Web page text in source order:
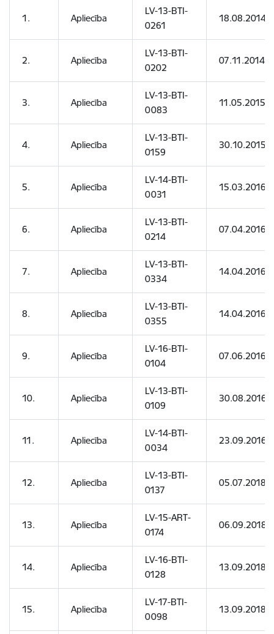
1. Apliecība
LV-13-BTI-
0261
18.08.2014
2. Apliecība
LV-13-BTI-
0202
07.11.2014
3. Apliecība
LV-13-BTI-
0083
11.05.2015
4. Apliecība
LV-13-BTI-
0159
30.10.2015
5. Apliecība
LV-14-BTI-
0031
15.03.2016
6. Apliecība
LV-13-BTI-
0214
07.04.2016
7. Apliecība
LV-13-BTI-
0334
14.04.2016
8. Apliecība
LV-13-BTI-
0355
14.04.2016
9. Apliecība
LV-16-BTI-
0104
07.06.2016
10. Apliecība
LV-13-BTI-
0109
30.08.2016
11. Apliecība
LV-14-BTI-
0034
23.09.2016
12. Apliecība
LV-13-BTI-
0137
05.07.2018
13. Apliecība
LV-15-ART-
0174
06.09.2018
14. Apliecība
LV-16-BTI-
0128
13.09.2018
15. Apliecība
LV-17-BTI-
0098
13.09.2018